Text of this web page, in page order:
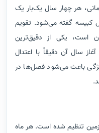
هر چهار سال یک‌بار یک
کبیسه گفته می‌شود. تقویم
است، یکی از دقیق‌ترین
سال آن دقیقاً با اعتدال
باعث می‌شود فصل‌ها در
تنظیم شده است. هر ماه